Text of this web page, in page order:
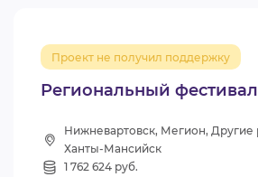
Региональный
Проект не получил поддержку
Нижневартовск, Мегион,
Ханты-Мансийск
1 762 624 руб.